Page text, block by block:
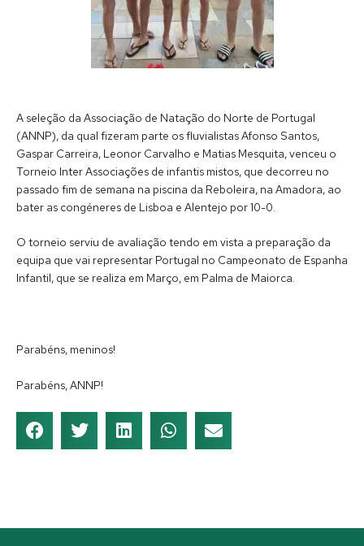
A seleção da Associação de Natação do Norte de Portugal
(ANNP), da qual fizeram parte os fluvialistas Afonso Santos,
Gaspar Carreira, Leonor Carvalho e Matias Mesquita, venceu o
Torneio Inter Associações de infantis mistos, que decorreu no
passado fim de semana na piscina da Reboleira, na Amadora, ao
bater as congéneres de Lisboa e Alentejo por 10-0.
O torneio serviu de avaliação tendo em vista a preparação da
equipa que vai representar Portugal no Campeonato de Espanha
Infantil, que se realiza em Março, em Palma de Maiorca.
Parabéns, meninos!
Parabéns, ANNP!